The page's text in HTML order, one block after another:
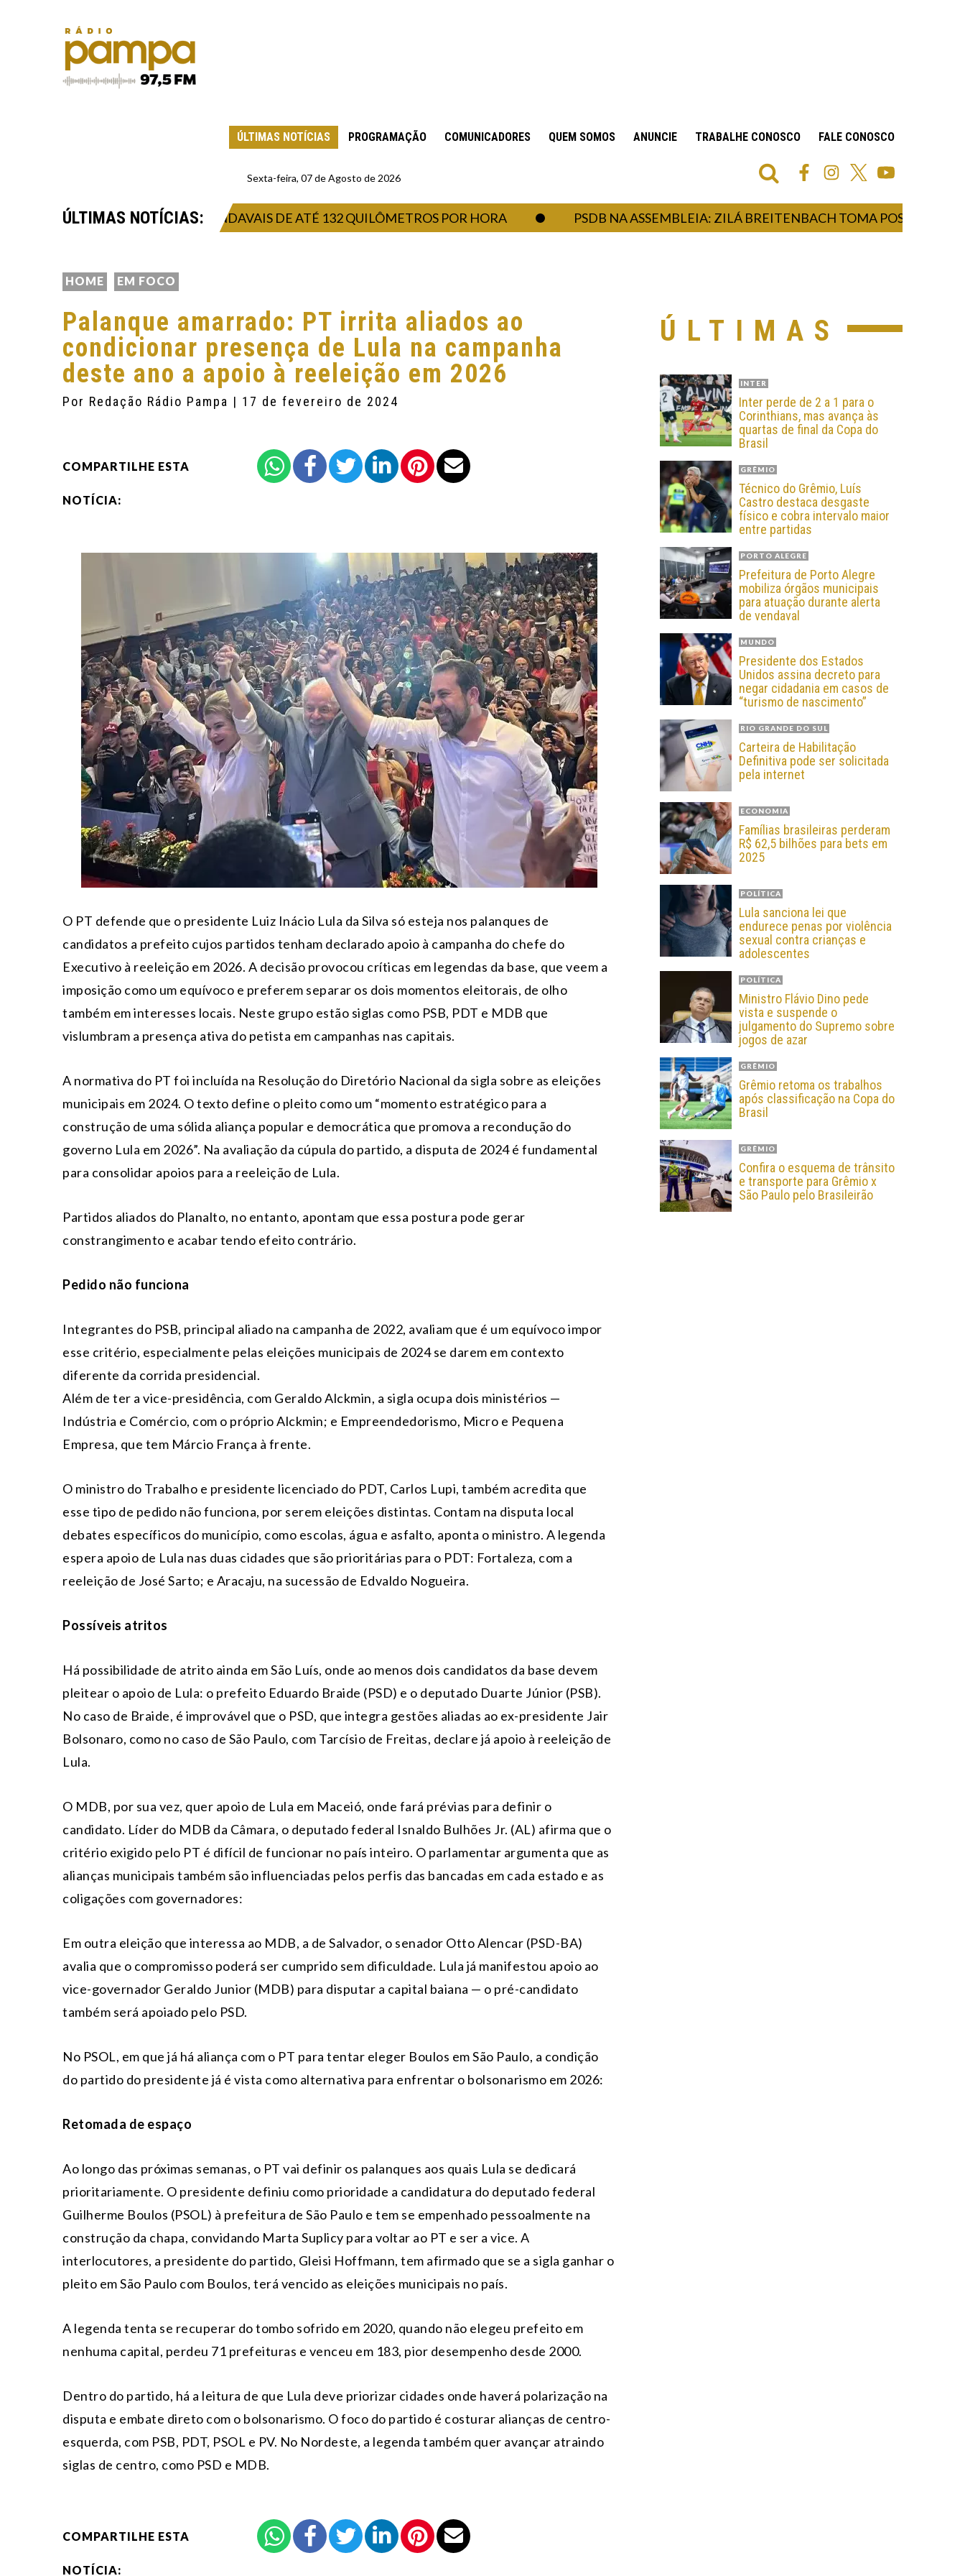
ÚLTIMAS NOTÍCIAS PROGRAMAÇÃO COMUNICADORES QUEM SOMOS ANUNCIE TRABALHE CONOSCO FALE CONOSCO
Sexta-feira, 07 de Agosto de 2026
ÚLTIMAS NOTÍCIAS:
TEMPORAL INTENSO E VENDAVAIS DE ATÉ 132 QUILÔMETROS POR HORA PSDB NA ASSEMBLEIA: ZILÁ BREITENBACH TOMA POSSE COMO
HOME EM FOCO
Palanque amarrado: PT irrita aliados ao
condicionar presença de Lula na campanha
deste ano a apoio à reeleição em 2026
Por Redação Rádio Pampa | 17 de fevereiro de 2024
COMPARTILHE ESTA
NOTÍCIA:
O PT defende que o presidente Luiz Inácio Lula da Silva só esteja nos palanques de
candidatos a prefeito cujos partidos tenham declarado apoio à campanha do chefe do
Executivo à reeleição em 2026. A decisão provocou críticas em legendas da base, que veem a
imposição como um equívoco e preferem separar os dois momentos eleitorais, de olho
também em interesses locais. Neste grupo estão siglas como PSB, PDT e MDB que
vislumbram a presença ativa do petista em campanhas nas capitais.
A normativa do PT foi incluída na Resolução do Diretório Nacional da sigla sobre as eleições
municipais em 2024. O texto define o pleito como um “momento estratégico para a
construção de uma sólida aliança popular e democrática que promova a recondução do
governo Lula em 2026”. Na avaliação da cúpula do partido, a disputa de 2024 é fundamental
para consolidar apoios para a reeleição de Lula.
Partidos aliados do Planalto, no entanto, apontam que essa postura pode gerar
constrangimento e acabar tendo efeito contrário.
Pedido não funciona
Integrantes do PSB, principal aliado na campanha de 2022, avaliam que é um equívoco impor
esse critério, especialmente pelas eleições municipais de 2024 se darem em contexto
diferente da corrida presidencial.
Além de ter a vice-presidência, com Geraldo Alckmin, a sigla ocupa dois ministérios —
Indústria e Comércio, com o próprio Alckmin; e Empreendedorismo, Micro e Pequena
Empresa, que tem Márcio França à frente.
O ministro do Trabalho e presidente licenciado do PDT, Carlos Lupi, também acredita que
esse tipo de pedido não funciona, por serem eleições distintas. Contam na disputa local
debates específicos do município, como escolas, água e asfalto, aponta o ministro. A legenda
espera apoio de Lula nas duas cidades que são prioritárias para o PDT: Fortaleza, com a
reeleição de José Sarto; e Aracaju, na sucessão de Edvaldo Nogueira.
Possíveis atritos
Há possibilidade de atrito ainda em São Luís, onde ao menos dois candidatos da base devem
pleitear o apoio de Lula: o prefeito Eduardo Braide (PSD) e o deputado Duarte Júnior (PSB).
No caso de Braide, é improvável que o PSD, que integra gestões aliadas ao ex-presidente Jair
Bolsonaro, como no caso de São Paulo, com Tarcísio de Freitas, declare já apoio à reeleição de
Lula.
O MDB, por sua vez, quer apoio de Lula em Maceió, onde fará prévias para definir o
candidato. Líder do MDB da Câmara, o deputado federal Isnaldo Bulhões Jr. (AL) afirma que o
critério exigido pelo PT é difícil de funcionar no país inteiro. O parlamentar argumenta que as
alianças municipais também são influenciadas pelos perfis das bancadas em cada estado e as
coligações com governadores:
Em outra eleição que interessa ao MDB, a de Salvador, o senador Otto Alencar (PSD-BA)
avalia que o compromisso poderá ser cumprido sem dificuldade. Lula já manifestou apoio ao
vice-governador Geraldo Junior (MDB) para disputar a capital baiana — o pré-candidato
também será apoiado pelo PSD.
No PSOL, em que já há aliança com o PT para tentar eleger Boulos em São Paulo, a condição
do partido do presidente já é vista como alternativa para enfrentar o bolsonarismo em 2026:
Retomada de espaço
Ao longo das próximas semanas, o PT vai definir os palanques aos quais Lula se dedicará
prioritariamente. O presidente definiu como prioridade a candidatura do deputado federal
Guilherme Boulos (PSOL) à prefeitura de São Paulo e tem se empenhado pessoalmente na
construção da chapa, convidando Marta Suplicy para voltar ao PT e ser a vice. A
interlocutores, a presidente do partido, Gleisi Hoffmann, tem afirmado que se a sigla ganhar o
pleito em São Paulo com Boulos, terá vencido as eleições municipais no país.
A legenda tenta se recuperar do tombo sofrido em 2020, quando não elegeu prefeito em
nenhuma capital, perdeu 71 prefeituras e venceu em 183, pior desempenho desde 2000.
Dentro do partido, há a leitura de que Lula deve priorizar cidades onde haverá polarização na
disputa e embate direto com o bolsonarismo. O foco do partido é costurar alianças de centro-
esquerda, com PSB, PDT, PSOL e PV. No Nordeste, a legenda também quer avançar atraindo
siglas de centro, como PSD e MDB.
COMPARTILHE ESTA
NOTÍCIA:
ÚLTIMAS
INTER
Inter perde de 2 a 1 para o
Corinthians, mas avança às
quartas de final da Copa do
Brasil
GRÊMIO
Técnico do Grêmio, Luís
Castro destaca desgaste
físico e cobra intervalo maior
entre partidas
PORTO ALEGRE
Prefeitura de Porto Alegre
mobiliza órgãos municipais
para atuação durante alerta
de vendaval
MUNDO
Presidente dos Estados
Unidos assina decreto para
negar cidadania em casos de
“turismo de nascimento”
RIO GRANDE DO SUL
Carteira de Habilitação
Definitiva pode ser solicitada
pela internet
ECONOMIA
Famílias brasileiras perderam
R$ 62,5 bilhões para bets em
2025
POLÍTICA
Lula sanciona lei que
endurece penas por violência
sexual contra crianças e
adolescentes
POLÍTICA
Ministro Flávio Dino pede
vista e suspende o
julgamento do Supremo sobre
jogos de azar
GRÊMIO
Grêmio retoma os trabalhos
após classificação na Copa do
Brasil
GRÊMIO
Confira o esquema de trânsito
e transporte para Grêmio x
São Paulo pelo Brasileirão